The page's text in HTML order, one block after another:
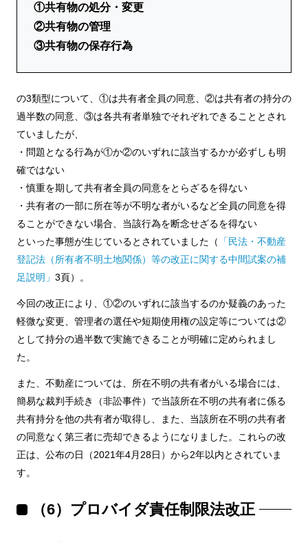
①共有物の処分・変更
②共有物の管理
③共有物の保存行為
の3類型について、①は共有者全員の同意、②は共有者の持分の
過半数の同意、③は各共有者単独でそれぞれできることとされ
ていましたが、
・問題となる行為が①か②のいずれに該当するかが必ずしも明
確ではない
・慎重を期して共有者全員の同意をとらざるを得ない
・共有者の一部に所在等が不明な者がいるなど全員の同意を得
ることができない場合、当該行為を断念せざるを得ない
といった事態が生じているとされていました（
「民法・不動産
登記法（所有者不明土地関係）等の改正に関する中間試案の補
足説明」 3頁）。
今回の改正により、①②のいずれに該当するのか疑義のあった
軽微な変更、管理者の選任や短期使用権の設定等については②
として持分の過半数で実施できることが明確に定められまし
た。
また、不動産については、所在不明の共有者がいる場合には、
簡易な裁判手続き（非訟事件）で当該所在不明の共有者に係る
共有持分を他の共有者が取得し、また、当該所在不明の共有者
の同意なく第三者に売却できるようになりました。これらの改
正は、公布の日（2021年4月28日）から2年以内とされていま
す。
（6）プロバイダ責任制限法改正